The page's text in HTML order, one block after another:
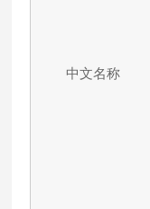
中文名称